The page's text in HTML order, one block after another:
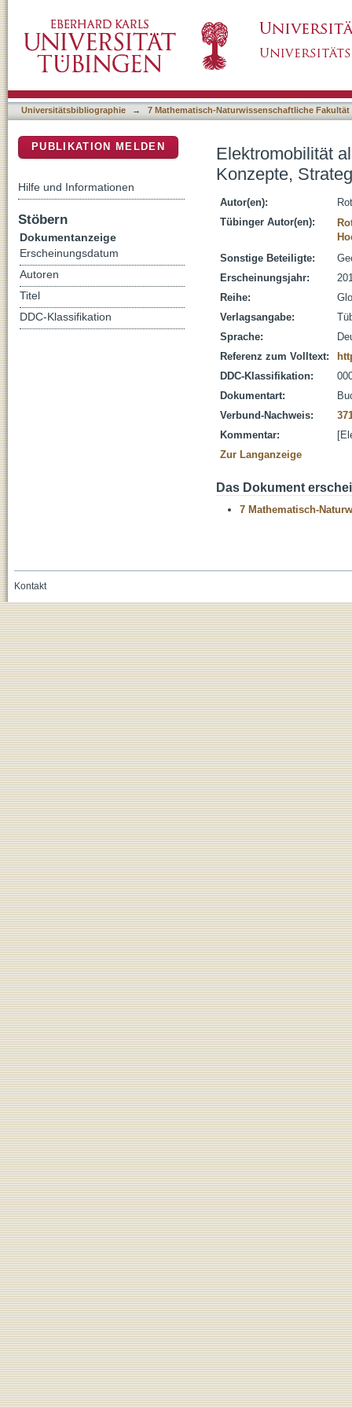
Methoden für einen ganzheitlichen Ansatz
Universitätsbibliographie → 7 Mathematisch-Naturwissenschaftliche Fakultät
Elektromobilität
Konzepte,
Autor(en):
Tübinger Autor(en):
Sonstige Beteiligte:
Erscheinungsjahr:
Reihe:
Verlagsangabe:
Sprache:
Referenz zum Volltext:
DDC-Klassifikation:
Dokumentart:
Verbund-Nachweis:
Kommentar:
Zur Langanzeige
Das Dokument
7 Mathematisch-
PUBLIKATION MELDEN
Hilfe und Informationen
Stöbern
Dokumentanzeige
Erscheinungsdatum
Autoren
Titel
DDC-Klassifikation
Kontakt